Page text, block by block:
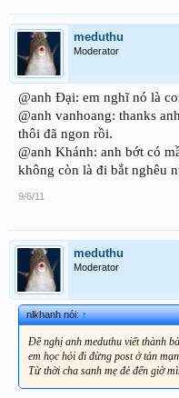
meduthu
Moderator
@anh Đại: em nghĩ nó là
@anh vanhoang: thanks
thôi đã ngon rồi.
@anh Khánh: anh bớt có
không còn là đi bắt nghêu
9/6/11
meduthu
Moderator
nlkhanh nói:↑
Đề nghị anh meduthu viết thành
em học hỏi đi đừng post ở tản
Từ thời cha sanh mẹ đẻ đến giờ